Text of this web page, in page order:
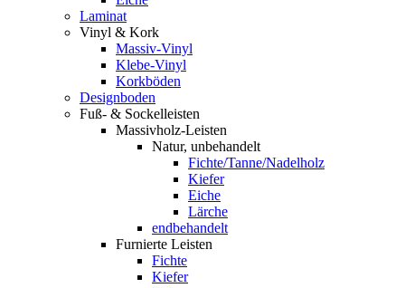
Laminat
Vinyl & Kork
Massiv-Vinyl
Klebe-Vinyl
Korkböden
Designboden
Fuß- & Sockelleisten
Massivholz-Leisten
Natur, unbehandelt
Fichte/Tanne/Nadelholz
Kiefer
Eiche
Lärche
endbehandelt
Furnierte Leisten
Fichte
Kiefer